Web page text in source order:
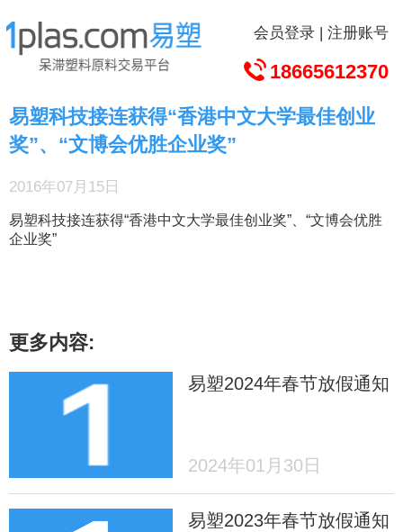
会员登录| 注册账号
18665612370
易塑科技接连获得“香港中文大学最佳创业
奖”、“文博会优胜企业奖”
2016年07月15日
易塑科技接连获得“香港中文大学最佳创业奖”、“文博会优胜
企业奖”
更多内容:
易塑2024年春节放假通知
2024年01月30日
易塑2023年春节放假通知